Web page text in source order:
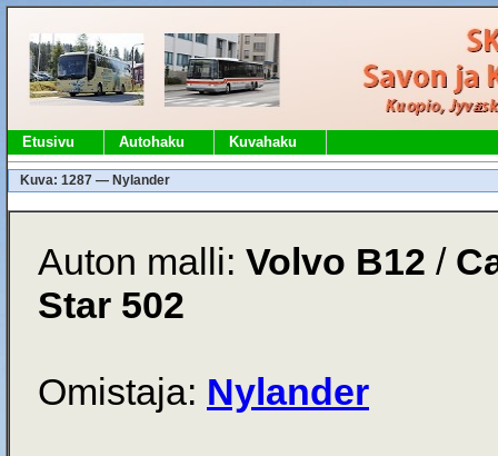
Etusivu Autohaku Kuvahaku
Kuva: 1287 — Nylander
Auton malli: Volvo B12 /
Star 502
Omistaja: Nylander